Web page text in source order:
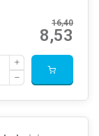
16,40
8,53